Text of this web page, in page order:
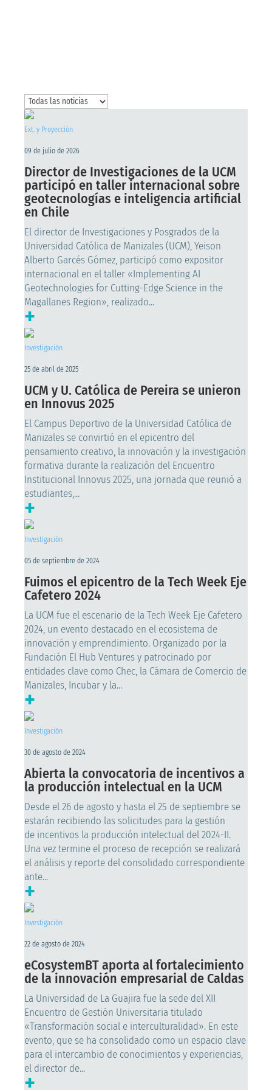
Ext. y Proyección
09 de julio de 2026
Director de Investigaciones de la UCM
participó en taller internacional sobre
geotecnologías e inteligencia artificial
en Chile
El director de Investigaciones y Posgrados de la
Universidad Católica de Manizales (UCM), Yeison
Alberto Garcés Gómez, participó como expositor
internacional en el taller «Implementing AI
Geotechnologies for Cutting-Edge Science in the
Magallanes Region», realizado...
+
Investigación
25 de abril de 2025
UCM y U. Católica de Pereira se unieron
en Innovus 2025
El Campus Deportivo de la Universidad Católica de
Manizales se convirtió en el epicentro del
pensamiento creativo, la innovación y la investigación
formativa durante la realización del Encuentro
Institucional Innovus 2025, una jornada que reunió a
estudiantes,...
+
Investigación
05 de septiembre de 2024
Fuimos el epicentro de la Tech Week Eje
Cafetero 2024
La UCM fue el escenario de la Tech Week Eje Cafetero
2024, un evento destacado en el ecosistema de
innovación y emprendimiento. Organizado por la
Fundación El Hub Ventures y patrocinado por
entidades clave como Chec, la Cámara de Comercio de
Manizales, Incubar y la...
+
Investigación
30 de agosto de 2024
Abierta la convocatoria de incentivos a
la producción intelectual en la UCM
Desde el 26 de agosto y hasta el 25 de septiembre se
estarán recibiendo las solicitudes para la gestión
de incentivos la producción intelectual del 2024-II.
Una vez termine el proceso de recepción se realizará
el análisis y reporte del consolidado correspondiente
ante...
+
Investigación
22 de agosto de 2024
eCosystemBT aporta al fortalecimiento
de la innovación empresarial de Caldas
La Universidad de La Guajira fue la sede del XII
Encuentro de Gestión Universitaria titulado
«Transformación social e interculturalidad». En este
evento, que se ha consolidado como un espacio clave
para el intercambio de conocimientos y experiencias,
el director de...
+